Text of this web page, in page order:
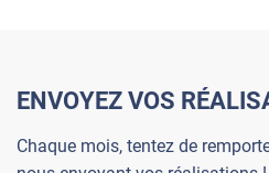
ENVOYEZ VOS
Chaque mois, tentez de